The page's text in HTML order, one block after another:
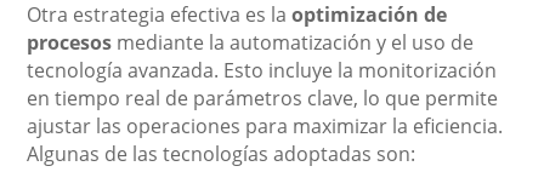
Otra estrategia efectiva es laoptimización de
procesos mediante la automatización y el uso de
tecnología avanzada. Esto incluye la monitorización
en tiempo real de parámetros clave, lo que permite
ajustar las operaciones para maximizar la eficiencia.
Algunas de las tecnologías adoptadas son: